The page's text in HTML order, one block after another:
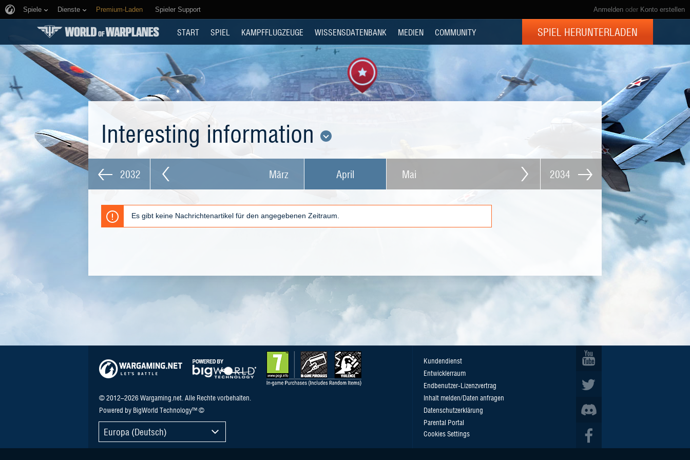
Anmelden oder Konto erstellen
Spiele Dienste Premium-Laden Spieler Support
START SPIEL KAMPFFLUGZEUGE WISSENSDATENBANK MEDIEN COMMUNITY SPIEL HERUNTERLADEN
Interesting information
2032 März April Mai 2034
Es gibt keine Nachrichtenartikel für den angegebenen Zeitraum.
© 2012–2026 Wargaming.net. Alle Rechte vorbehalten.
Powered by BigWorld Technology™ ©
Europa (Deutsch)
Kundendienst
Entwicklerraum
Endbenutzer-Lizenzvertrag
Inhalt melden/Daten anfragen
Datenschutzerklärung
Parental Portal
Cookies Settings